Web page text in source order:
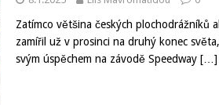
Zatímco většina českých plochodrážníků
zamířil už v prosinci na druhý konec
svým úspěchem na závodě Speedway […]